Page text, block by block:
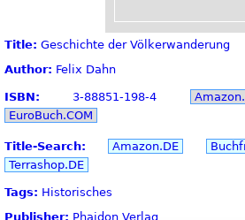
Title: Geschichte der Völkerwanderung
Author: Felix Dahn
ISBN: 3-88851-198-4
EuroBuch.COM
Title-Search: Amazon.DE
Terrashop.DE
Tags: Historisches
Publisher: Phaidon Verlag